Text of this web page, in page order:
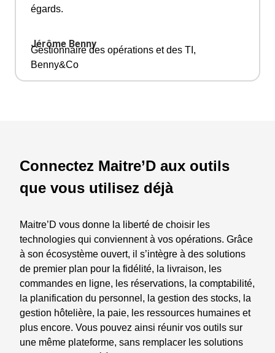
égards.
Jérôme Benny
Gestionnaire des opérations et des TI,
Benny&Co
Connectez Maitre’D aux outils
que vous utilisez déjà
Maitre’D vous donne la liberté de choisir les
technologies qui conviennent à vos opérations. Grâce
à son écosystème ouvert, il s’intègre à des solutions
de premier plan pour la fidélité, la livraison, les
commandes en ligne, les réservations, la comptabilité,
la planification du personnel, la gestion des stocks, la
gestion hôtelière, la paie, les ressources humaines et
plus encore. Vous pouvez ainsi réunir vos outils sur
une même plateforme, sans remplacer les solutions